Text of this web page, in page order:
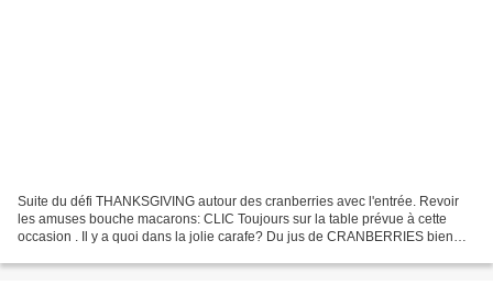
Suite du défi THANKSGIVING autour des cranberries avec l'entrée. Revoir
les amuses bouche macarons: CLIC Toujours sur la table prévue à cette
occasion . Il y a quoi dans la jolie carafe? Du jus de CRANBERRIES bien